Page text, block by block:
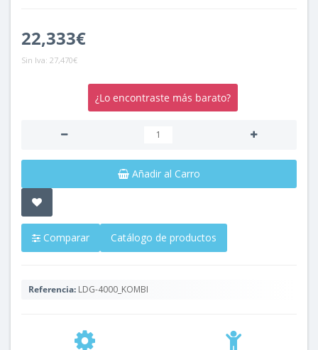
22,333€
Sin Iva: 27,470€
¿Lo encontraste más barato?
Añadir al Carro
Comparar Catálogo de productos
Referencia: LDG-4000_KOMBI